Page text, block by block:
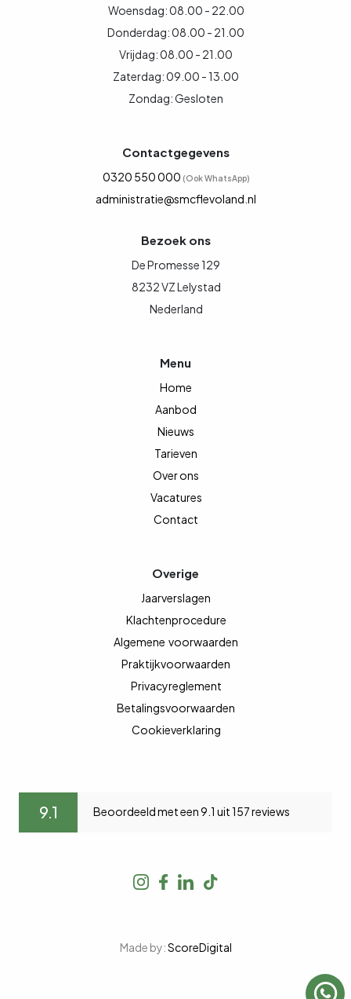
Woensdag: 08.00 - 22.00
Donderdag: 08.00 - 21.00
Vrijdag: 08.00 - 21.00
Zaterdag: 09.00 - 13.00
Zondag: Gesloten
Contactgegevens
0320 550 000 (Ook WhatsApp)
administratie@smcflevoland.nl
Bezoek ons
De Promesse 129
8232 VZ Lelystad
Nederland
Menu
Home
Aanbod
Nieuws
Tarieven
Over ons
Vacatures
Contact
Overige
Jaarverslagen
Klachtenprocedure
Algemene voorwaarden
Praktijkvoorwaarden
Privacyreglement
Betalingsvoorwaarden
Cookieverklaring
9.1 Beoordeeld met een 9.1 uit 157 reviews
Made by:ScoreDigital